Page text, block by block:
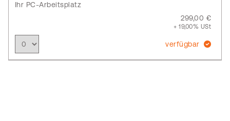
Ihr PC-Arbeitsplatz
299,00 €
+ 19,00% USt
verfügbar